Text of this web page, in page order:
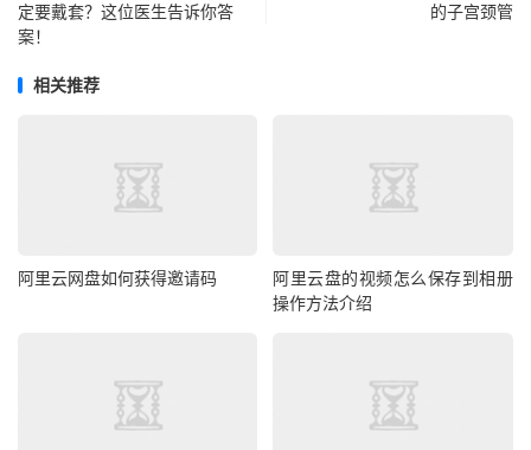
定要戴套？这位医生告诉你答
案！
的子宫颈管
相关推荐
阿里云网盘如何获得邀请码
阿里云盘的视频怎么保存到相册
操作方法介绍